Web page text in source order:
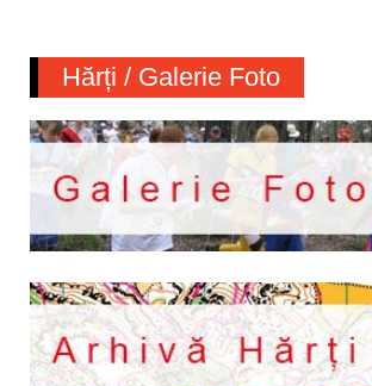
Hărți / Galerie Foto